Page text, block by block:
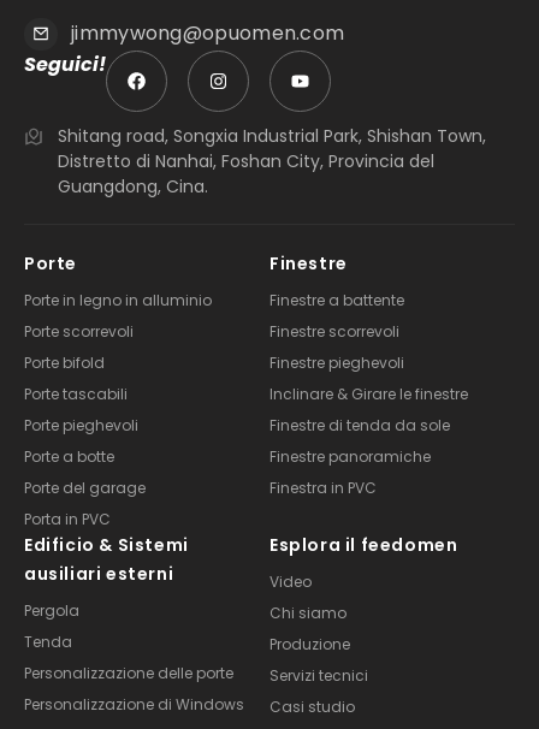
jimmywong@opuomen.com
Seguici!
Shitang road, Songxia Industrial Park, Shishan Town,
Distretto di Nanhai, Foshan City, Provincia del
Guangdong, Cina.
Porte
Porte in legno in alluminio
Porte scorrevoli
Porte bifold
Porte tascabili
Porte pieghevoli
Porte a botte
Porte del garage
Porta in PVC
Finestre
Finestre a battente
Finestre scorrevoli
Finestre pieghevoli
Inclinare & Girare le finestre
Finestre di tenda da sole
Finestre panoramiche
Finestra in PVC
Edificio & Sistemi
ausiliari esterni
Pergola
Tenda
Personalizzazione delle porte
Personalizzazione di Windows
Esplora il feedomen
Video
Chi siamo
Produzione
Servizi tecnici
Casi studio